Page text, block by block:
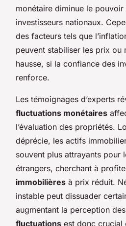
monétaire diminue le pouvoir
investisseurs nationaux.
des facteurs tels que
peuvent stabiliser les prix ou
hausse, si la confiance des
renforce.
Les témoignages d’experts
fluctuations monétaires
l’évaluation des propriétés.
déprécie, les actifs
souvent plus attrayants pour
étrangers, cherchant à
immobilières à prix réduit.
instable peut dissuader
augmentant la perception
fluctuations est donc crucial